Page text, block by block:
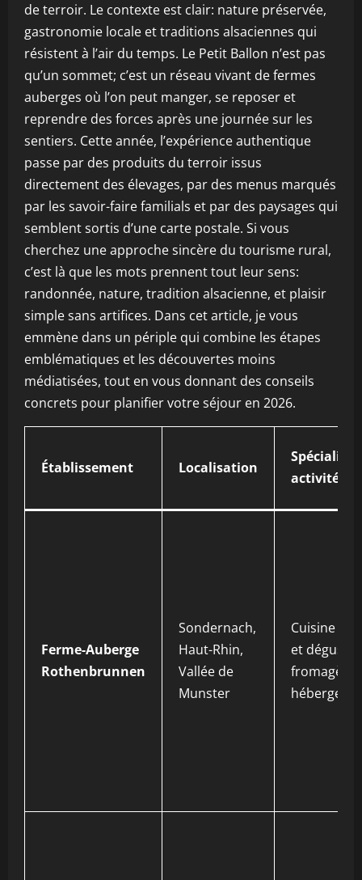
de terroir. Le contexte est clair: nature préservée,
gastronomie locale et traditions alsaciennes qui
résistent à l’air du temps. Le Petit Ballon n’est pas
qu’un sommet; c’est un réseau vivant de fermes
auberges où l’on peut manger, se reposer et
reprendre des forces après une journée sur les
sentiers. Cette année, l’expérience authentique
passe par des produits du terroir issus
directement des élevages, par des menus marqués
par les savoir-faire familials et par des paysages qui
semblent sortis d’une carte postale. Si vous
cherchez une approche sincère du tourisme rural,
c’est là que les mots prennent tout leur sens:
randonnée, nature, tradition alsacienne, et plaisir
simple sans artifices. Dans cet article, je vous
emmène dans un périple qui combine les étapes
emblématiques et les découvertes moins
médiatisées, tout en vous donnant des conseils
concrets pour planifier votre séjour en 2026.
Établissement Localisation
Spécialité /
activité
Ferme-Auberge
Rothenbrunnen
Sondernach,
Haut-Rhin,
Vallée de
Munster
Cuisine
et